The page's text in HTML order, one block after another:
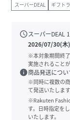
スーパーDEAL ギフト
scheduleスーパーDEAL
2026/07/30(木
※本対象期間終
実施されることが
info商品発送につい
※同時に複数の
て発送いたします
※Rakuten
す。日時指定を
いたします。